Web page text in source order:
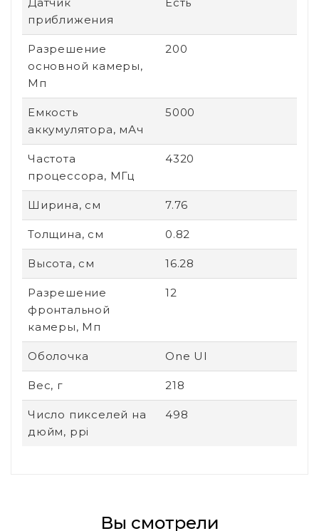
приближения
Разрешение
основной камеры,
Мп
200
Емкость
аккумулятора, мАч
5000
Частота
процессора, МГц
4320
Ширина, см 7.76
Толщина, см 0.82
Высота, см 16.28
Разрешение
фронтальной
камеры, Мп
12
Оболочка One UI
Вес, г 218
Число пикселей на
дюйм, ppi
498
Вы смотрели